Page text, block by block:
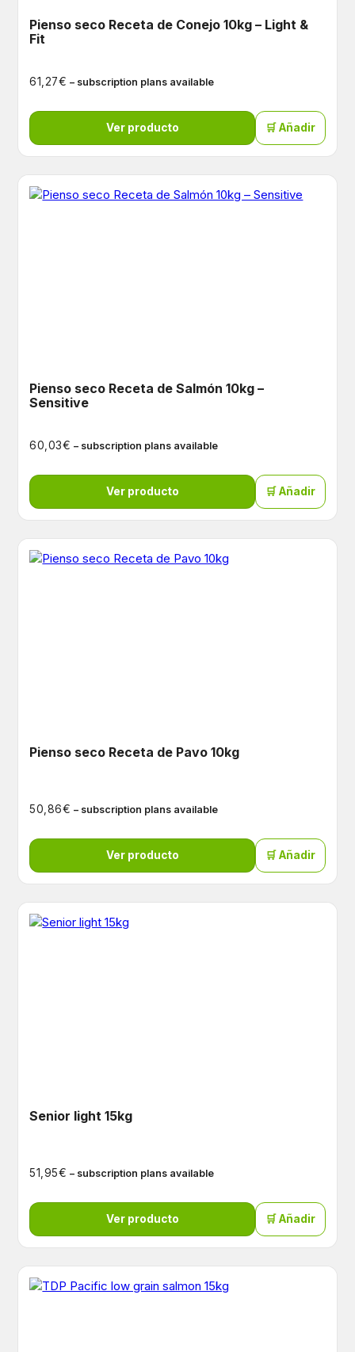
Pienso seco Receta de Conejo 10kg – Light &
Fit
61,27€ – subscription plans available
Ver producto 🛒 Añadir
Pienso seco Receta de Salmón 10kg –
Sensitive
60,03€ – subscription plans available
Ver producto 🛒 Añadir
Pienso seco Receta de Pavo 10kg
50,86€ – subscription plans available
Ver producto 🛒 Añadir
Senior light 15kg
51,95€ – subscription plans available
Ver producto 🛒 Añadir